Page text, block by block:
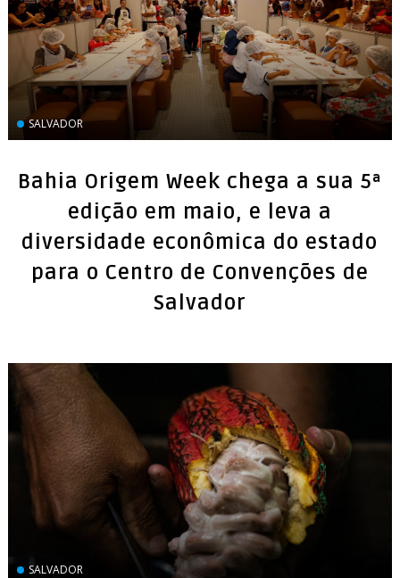
SALVADOR
Bahia Origem Week chega a sua 5ª
edição em maio, e leva a
diversidade econômica do estado
para o Centro de Convenções de
Salvador
SALVADOR